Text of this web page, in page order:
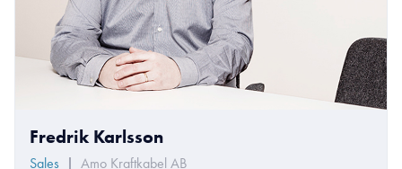
Fredrik Karlsson
Sales | Amo Kraftkabel AB